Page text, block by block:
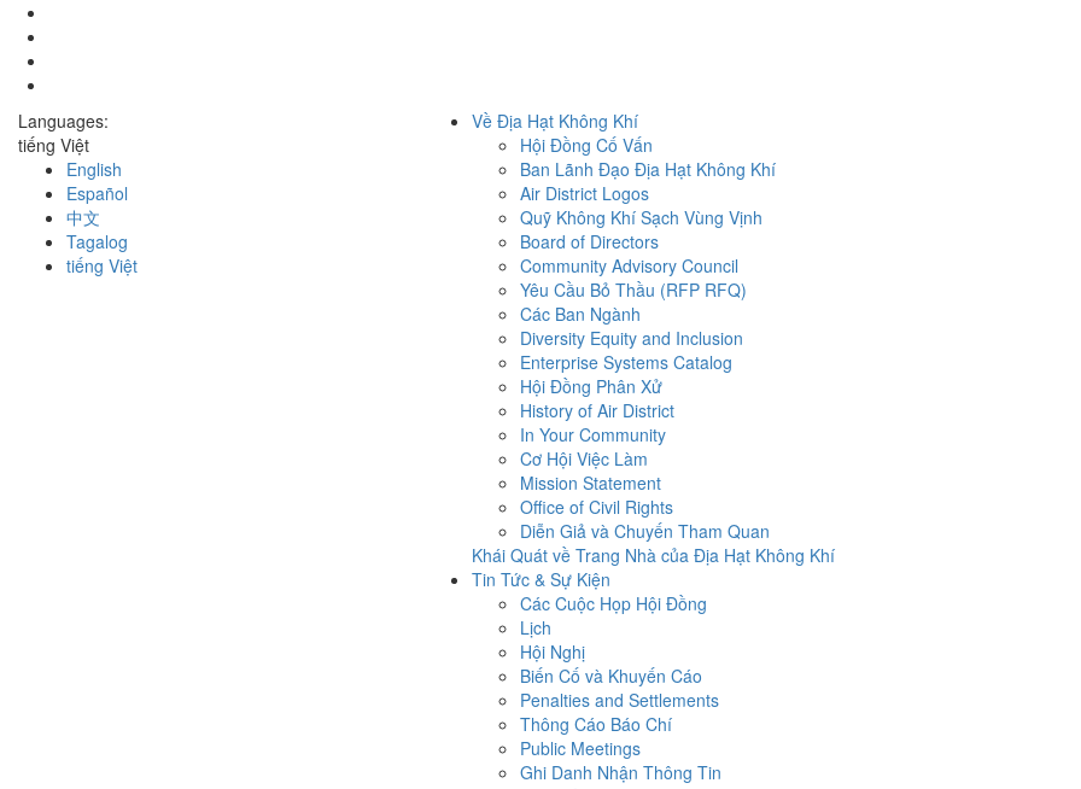
Languages:
tiếng Việt
English
Español
中文
Tagalog
tiếng Việt
Về Địa Hạt Không Khí
Hội Đồng Cố Vấn
Ban Lãnh Đạo Địa Hạt Không Khí
Air District Logos
Quỹ Không Khí Sạch Vùng Vịnh
Board of Directors
Community Advisory Council
Yêu Cầu Bỏ Thầu (RFP RFQ)
Các Ban Ngành
Diversity Equity and Inclusion
Enterprise Systems Catalog
Hội Đồng Phân Xử
History of Air District
In Your Community
Cơ Hội Việc Làm
Mission Statement
Office of Civil Rights
Diễn Giả và Chuyến Tham Quan
Khái Quát về Trang Nhà của Địa Hạt Không Khí
Tin Tức & Sự Kiện
Các Cuộc Họp Hội Đồng
Lịch
Hội Nghị
Biến Cố và Khuyến Cáo
Penalties and Settlements
Thông Cáo Báo Chí
Public Meetings
Ghi Danh Nhận Thông Tin